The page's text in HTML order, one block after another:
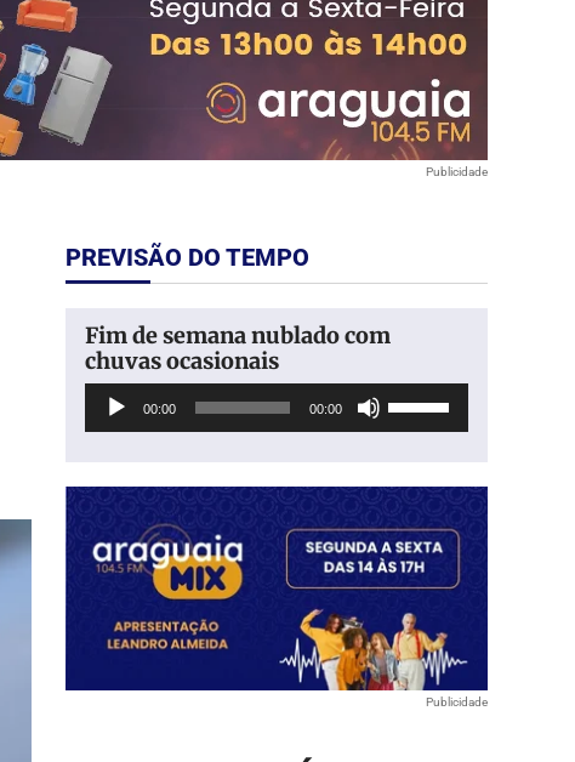
Publicidade
PREVISÃO DO TEMPO
Fim de semana nublado com
chuvas ocasionais
Tocador
00:00 00:00
cima
ou
para
baixo
aumentar
ou
diminuir
Publicidade